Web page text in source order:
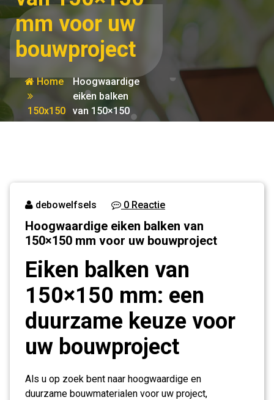
mm voor uw
bouwproject
Home
150x150
Hoogwaardige
eiken balken
van 150×150
mm voor uw
debowelfsels 0 Reactie
Hoogwaardige eiken balken van
150×150 mm voor uw bouwproject
Eiken balken van
150×150 mm: een
duurzame keuze voor
uw bouwproject
Als u op zoek bent naar hoogwaardige en
duurzame bouwmaterialen voor uw project,